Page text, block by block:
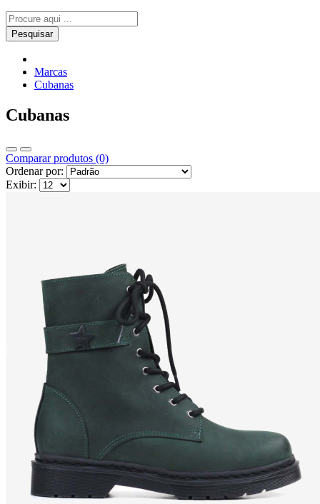
Pesquisar
Marcas
Cubanas
Cubanas
Comparar produtos (0)
Ordenar por:
Exibir: